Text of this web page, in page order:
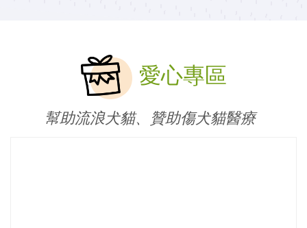
愛心專區
幫助流浪犬貓、贊助傷犬貓醫療